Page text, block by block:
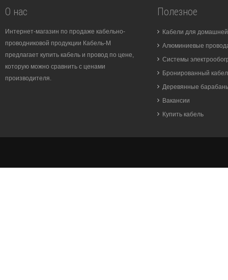
О нас
Интернет-магазин по продаже кабельно-
проводниковой продукции Кабель-М
предлагает купить кабель и провод по цене,
которую можно сравнить с ценами
производителя.
Полезное
Кабели для
Алюминиевые
Системы
Бронированный
Деревянные
Вакансии
Купить кабель